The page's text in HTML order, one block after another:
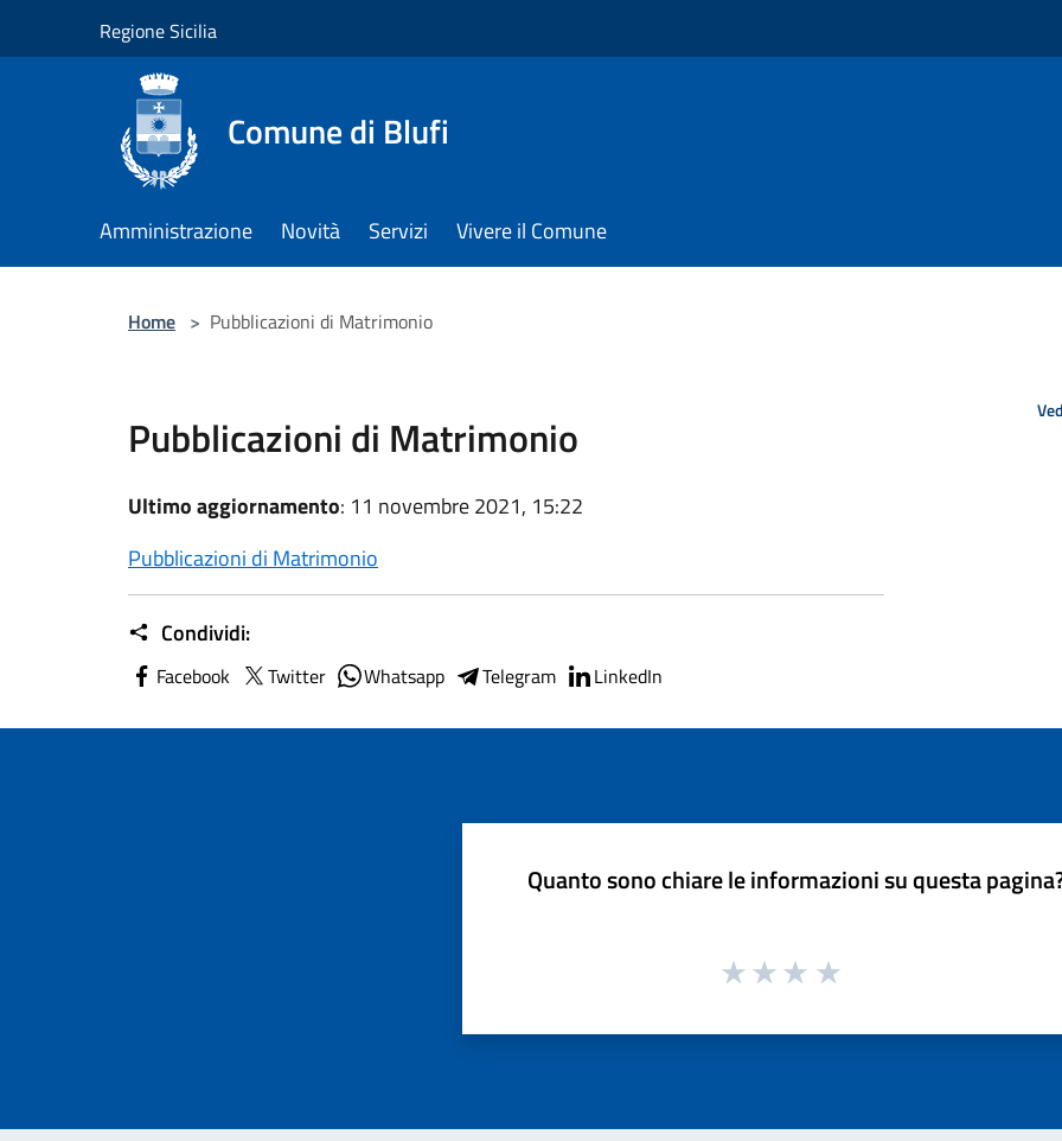
Regione Sicilia
Comune di Blufi
Amministrazione Novità Servizi Vivere il Comune
Home > Pubblicazioni di Matrimonio
Pubblicazioni di Matrimonio
Ultimo aggiornamento: 11 novembre 2021, 15:22
Pubblicazioni di Matrimonio
Condividi:
Facebook Twitter Whatsapp Telegram LinkedIn
Quanto sono chiare le informazioni su questa